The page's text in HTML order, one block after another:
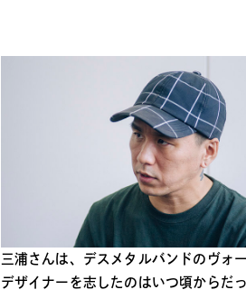
三浦さんは、デスメタルバンドのヴォ
デザイナーを志したのはいつ頃からだ